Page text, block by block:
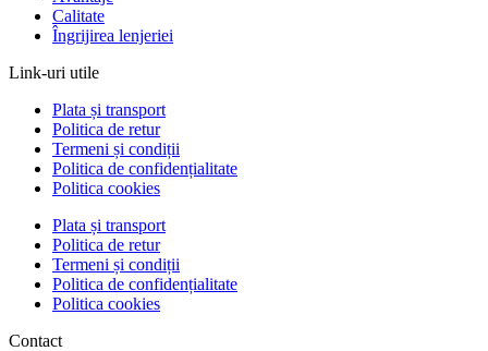
Calitate
Îngrijirea lenjeriei
Link-uri utile
Plata și transport
Politica de retur
Termeni și condiții
Politica de confidențialitate
Politica cookies
Plata și transport
Politica de retur
Termeni și condiții
Politica de confidențialitate
Politica cookies
Contact